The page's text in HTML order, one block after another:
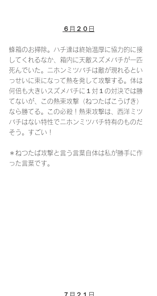
６月２０日
蜂箱のお掃除。ハチ達は終始温厚に協力的に接
してくれるなか、箱内に天敵スズメバチが一匹
死んでいた。ニホンミツバチは敵が現れるとい
っせいに束になって熱を発して攻撃する。体は
何倍も大きいスズメバチに１対１の対決では勝
てないが、この熱束攻撃（ねつたばこうげき）
なら勝てる。この必殺！熱束攻撃は、西洋ミツ
バチはない特性でニホンミツバチ特有のものだ
そう。すごい！
＊ねつたば攻撃と言う言葉自体は私が勝手に作
った言葉です。